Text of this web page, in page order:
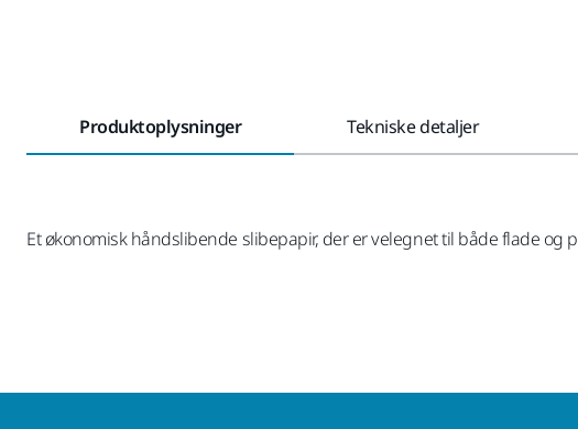
Produktoplysninger Tekniske detaljer
Et økonomisk håndslibende slibepapir, der er velegnet til både flade